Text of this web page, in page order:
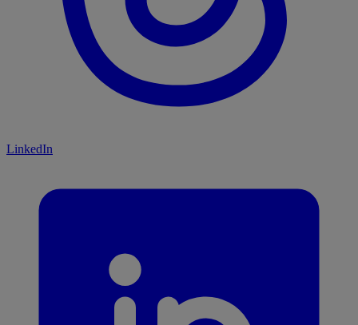
LinkedIn